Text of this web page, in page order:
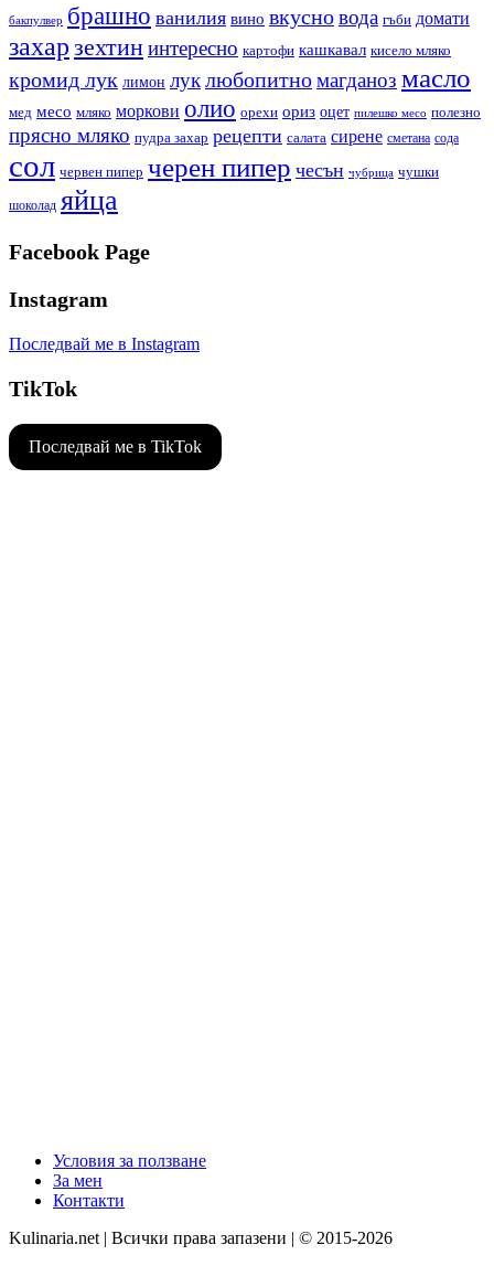
бакпулвер брашно ванилия вино вкусновода гъби домати
захар зехтининтересно картофи кашкавал кисело мляко
кромид лук лимон луклюбопитномагданоз масло
мед месо мляко моркови олио орехи ориз оцет пилешко месо полезно
прясно мляко пудра захар рецепти салата сирене сметана сода
сол червен пипер черен пипер чесън чубрица чушки
шоколад яйца
Facebook Page
Instagram
Последвай ме в Instagram
TikTok
Последвай ме в TikTok
Условия за ползване
За мен
Контакти
Kulinaria.net | Всички права запазени | © 2015-2026